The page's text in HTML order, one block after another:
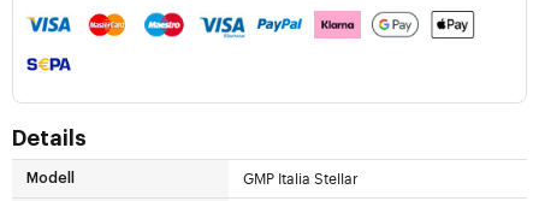
Details
Modell GMP Italia Stellar